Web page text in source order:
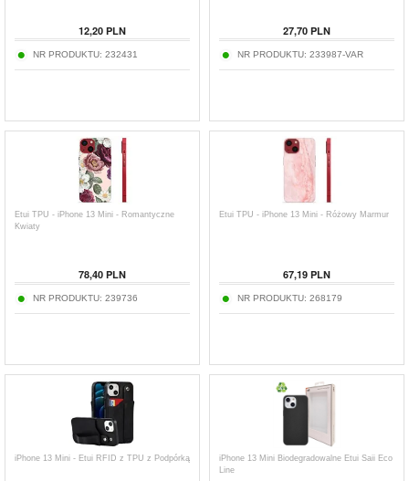
12,20 PLN
NR PRODUKTU: 232431
27,70 PLN
NR PRODUKTU: 233987-VAR
Etui TPU - iPhone 13 Mini - Romantyczne
Kwiaty
78,40 PLN
NR PRODUKTU: 239736
Etui TPU - iPhone 13 Mini - Różowy Marmur
67,19 PLN
NR PRODUKTU: 268179
iPhone 13 Mini - Etui RFID z TPU z Podpórką
iPhone 13 Mini Biodegradowalne Etui Saii Eco
Line